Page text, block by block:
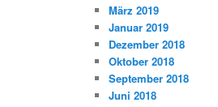
März 2019
Januar 2019
Dezember 2018
Oktober 2018
September 2018
Juni 2018